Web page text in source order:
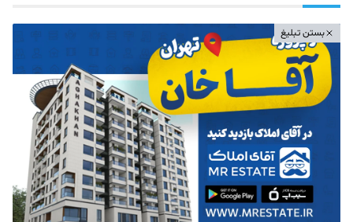
بستن تبلیغ